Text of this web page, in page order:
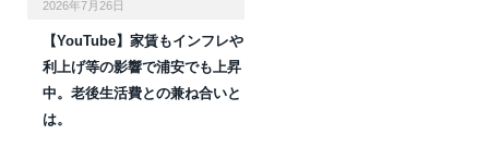
2026年7月26日
【YouTube】家賃もインフレや
利上げ等の影響で浦安でも上昇
中。老後生活費との兼ね合いと
は。